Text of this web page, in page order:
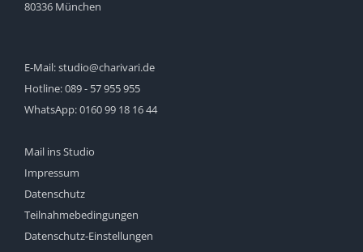
80336 München
E-Mail:studio@charivari.de
Hotline:089 - 57 955 955
WhatsApp:0160 99 18 16 44
Mail ins Studio
Impressum
Datenschutz
Teilnahmebedingungen
Datenschutz-Einstellungen